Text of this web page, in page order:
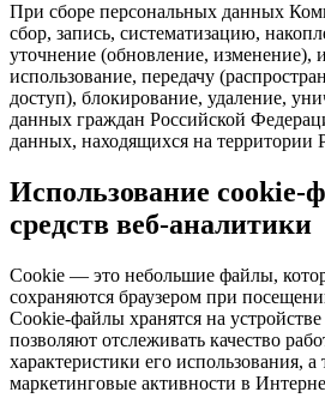
При сборе персональных данных
сбор, запись, систематизацию,
уточнение (обновление, изменение),
использование, передачу
доступ), блокирование, удаление,
данных граждан Российской
данных, находящихся на территории
Использование cookie-
средств веб-аналитики
Cookie — это небольшие файлы,
сохраняются браузером при
Cookie-файлы хранятся на
позволяют отслеживать качество
характеристики его использования,
маркетинговые активности в